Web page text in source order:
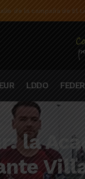
de la campaña de El
LDDO
la